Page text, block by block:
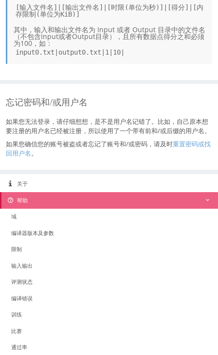
[输入文件名]|[输出文件名]|[时限(单位为秒)]|[得分]|[内
存限制(单位为KiB)]
其中，输入和输出文件名为 Input 或者 Output 目录中的文件名
（不包含Input或者Output目录），且所有数据点得分之和必须
为100，如：
input0.txt|output0.txt|1|10|
忘记密码和/或用户名
如果您无法登录，请仔细想想，是不是用户名记错了。比如，自己原本想
要注册的用户名已经被注册，所以使用了一个带有前和/或后缀的用户名。
如果您确信您的账号被盗或者忘记了账号和/或密码，请及时重置密码或找
回用户名。
关于
帮助
域
编译器版本及参数
限制
输入输出
评测状态
编译错误
训练
比赛
通过率